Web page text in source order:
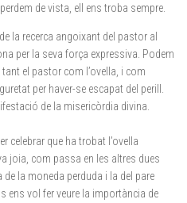
de vista, ell ens troba sempre.
la recerca angoixant del pastor al
per la seva força expressiva. Podem
tant el pastor com l’ovella, i com
per haver-se escapat del perill.
de la misericòrdia divina.
celebrar que ha trobat l’ovella
joia, com passa en les altres dues
la moneda perduda i la del pare
ens vol fer veure la importància de